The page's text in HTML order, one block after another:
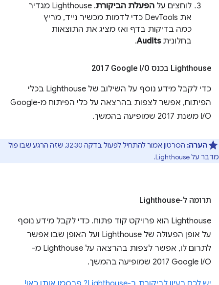
לוחצים על הפעלת הביקורת
. ‫Lighthouse מגדיר
את DevTools כדי לדמות מכשיר נייד, מריץ
כמה בדיקות בדף ואז מציג את התוצאות
בחלוניתAudits
.
‫Lighthouse בכנס Google I /O‏ 2017
כדי לקבל מידע נוסף על השילוב של Lighthouse בכלי
הפיתוח, אפשר לצפות בהרצאה על כלי הפיתוח מ-Google
I/O משנת 2017 שמופיעה בהמשך.
הערה:
הסרטון אמור להתחיל לפעול בדקה 32:30, שזה הרגע שבו פול
מדבר על Lighthouse.
תרומה ל-Lighthouse
‫Lighthouse הוא פרויקט קוד פתוח. כדי לקבל מידע נוסף
על אופן הפעולה של Lighthouse ועל האופן שבו אפשר
לתרום לו, אפשר לצפות בהרצאה על Lighthouse מ-
Google I/O ‏2017 שמופיעה בהמשך.